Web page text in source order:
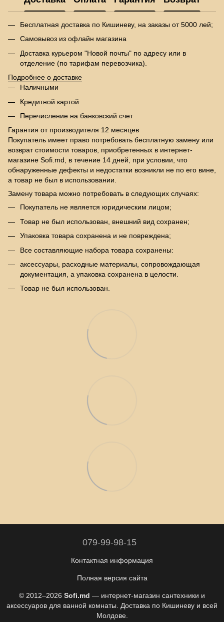
Бесплатная доставка по Кишиневу, на заказы от 5000 лей;
Самовывоз из офлайн магазина
Доставка курьером "Новой почты" по адресу или в
отделение (по тарифам перевозчика).
Подробнее о доставке
Наличными
Кредитной картой
Перечисление на банковский счет
Гарантия от производителя 12 месяцев
Покупатель имеет право потребовать бесплатную замену или
возврат стоимости товаров, приобретенных в интернет-
магазине Sofi.md, в течение 14 дней, при условии, что
обнаруженные дефекты и недостатки возникли не по его вине,
а товар не был в использовании.
Замену товара можно потребовать в следующих случаях:
Покупатель не является юридическим лицом;
Товар не был использован, внешний вид сохранен;
Упаковка товара сохранена и не повреждена;
Все составляющие набора товара сохранены:
аксессуары, расходные материалы, сопровождающая
документация, а упаковка сохранена в целости.
Товар не был использован.
079-99-98-15
Контактная информация
Полная версия сайта
© 2012–2026 Sofi.md — интернет-магазин сантехники и
аксессуаров для ванной комнаты. Доставка по Кишиневу и всей
Молдове.